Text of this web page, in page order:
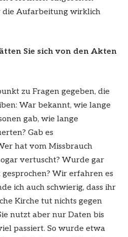
Aufarbeitung wirklich
Sie sich von den Akten
zu Fragen gegeben, die
War bekannt, wie lange
gab, wie lange
Gab es
hat vom Missbrauch
vertuscht? Wurde gar
Wir erfahren es
ich auch schwierig, dass ihr
Kirche tut nichts gegen
nutzt aber nur Daten bis
passiert. So wurde etwa